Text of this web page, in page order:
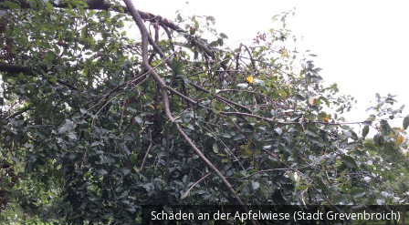
Schäden an der Apfelwiese (Stadt Grevenbroich)